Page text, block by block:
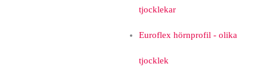
tjocklekar
Euroflex hörnprofil - olika
tjocklek